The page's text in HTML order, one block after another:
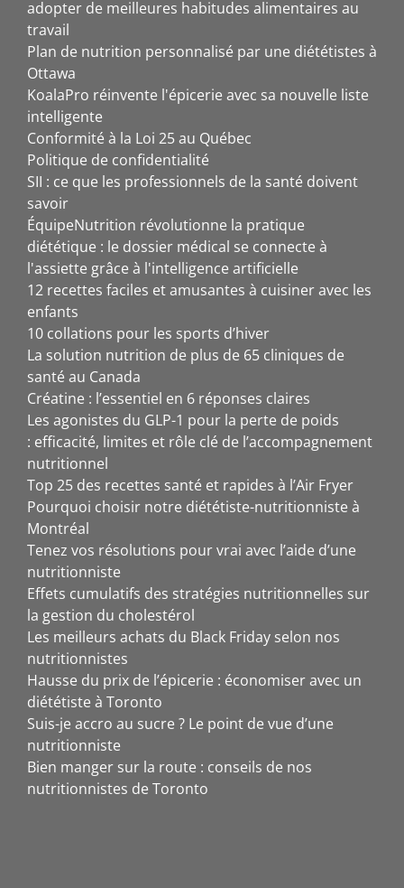
adopter de meilleures habitudes alimentaires au
travail
Plan de nutrition personnalisé par une diététistes à
Ottawa
KoalaPro réinvente l'épicerie avec sa nouvelle liste
intelligente
Conformité à la Loi 25 au Québec
Politique de confidentialité
SII : ce que les professionnels de la santé doivent
savoir
ÉquipeNutrition révolutionne la pratique
diététique : le dossier médical se connecte à
l'assiette grâce à l'intelligence artificielle
12 recettes faciles et amusantes à cuisiner avec les
enfants
10 collations pour les sports d’hiver
La solution nutrition de plus de 65 cliniques de
santé au Canada
Créatine : l’essentiel en 6 réponses claires
Les agonistes du GLP-1 pour la perte de poids
: efficacité, limites et rôle clé de l’accompagnement
nutritionnel
Top 25 des recettes santé et rapides à l’Air Fryer
Pourquoi choisir notre diététiste-nutritionniste à
Montréal
Tenez vos résolutions pour vrai avec l’aide d’une
nutritionniste
Effets cumulatifs des stratégies nutritionnelles sur
la gestion du cholestérol
Les meilleurs achats du Black Friday selon nos
nutritionnistes
Hausse du prix de l’épicerie : économiser avec un
diététiste à Toronto
Suis-je accro au sucre ? Le point de vue d’une
nutritionniste
Bien manger sur la route : conseils de nos
nutritionnistes de Toronto